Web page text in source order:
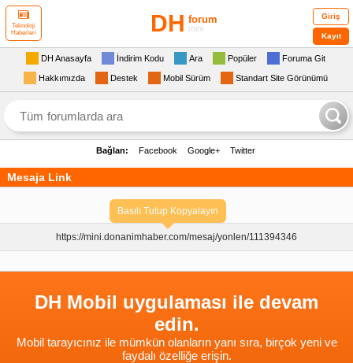
Teknoloji
Haberleri
DH forum
mini
Giriş
Kayıt
DH Anasayfa İndirim Kodu Ara Popüler Foruma Git
Hakkımızda Destek Mobil Sürüm Standart Site Görünümü
Bağlan: Facebook Google+ Twitter
Mesaja Link
Basılı Tutup Kopyalayın
https://mini.donanimhaber.com/mesaj/yonlen/111394346
DH Mobil uygulaması ile devam
edin.
Mobil tarayıcınız ile mümkün olanların yanı sıra, birçok yeni ve
faydalı özelliğe erişin.